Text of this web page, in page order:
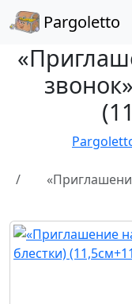
Pargoletto